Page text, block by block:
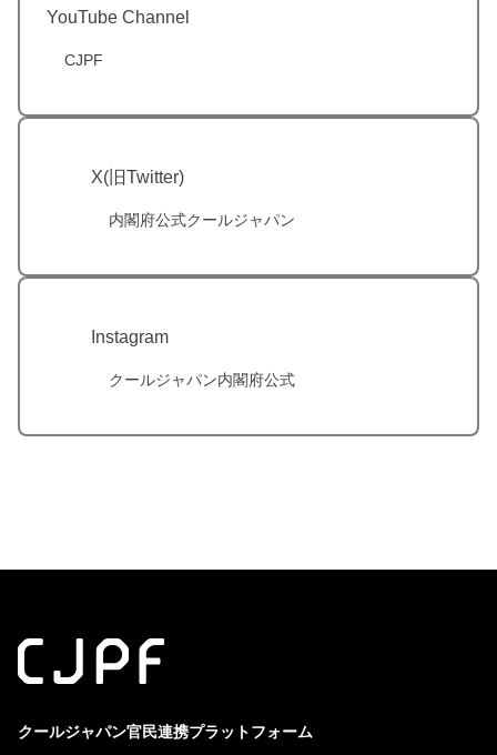
YouTube Channel
CJPF
X(旧Twitter)
内閣府公式クールジャパン
Instagram
クールジャパン内閣府公式
クールジャパン官民連携プラットフォーム